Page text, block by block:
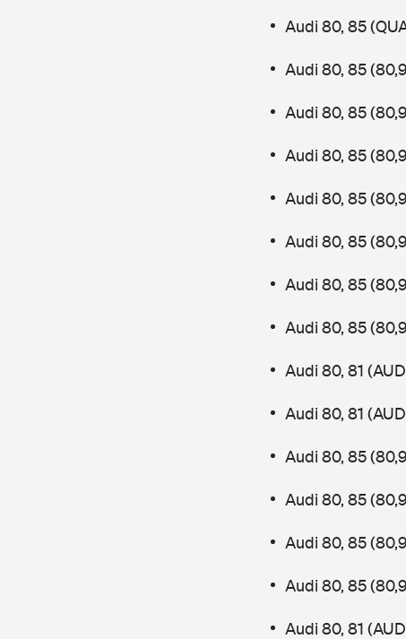
Audi 80, 85
Audi 80, 85
Audi 80, 85
Audi 80, 85
Audi 80, 85
Audi 80, 85
Audi 80, 85
Audi 80, 85
Audi 80, 81
Audi 80, 81
Audi 80, 85
Audi 80, 85
Audi 80, 85
Audi 80, 85
Audi 80, 81